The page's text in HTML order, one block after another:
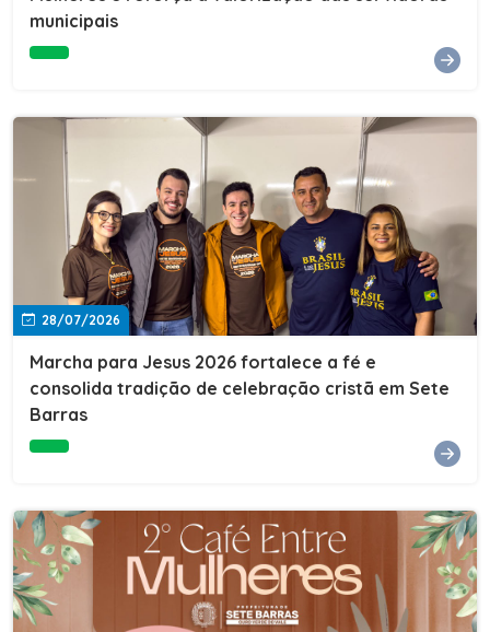
Cultura, Esporte e Lazer, Paulo Thomas, prestigiou os
compromisso da nossa gestão com a inclusão,
oferecendo a jovens e adultos a oportunidade de
concluir seus estudos e construir um futuro melhor.
Cada certificado entregue simboliza esforço,
determinação e a certeza de que investir em educação
é investir no desenvolvimento de Sete Barras."A
Prefeitura de Sete Barras também agradeceu ao SESI,
parceiro fundamental na retomada e ampliação da
Educação de Jovens e Adultos, aos professores, à
equipe da Secretaria Municipal de Educação e a todos
os profissionais que contribuíram para que esse
importante projeto voltasse a transformar a vida de
municipais
28/07/2026
Marcha para Jesus 2026 fortalece a fé e
consolida tradição de celebração cristã em Sete
Barras